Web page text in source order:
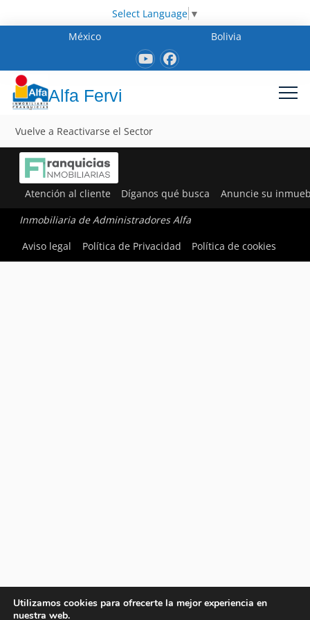
Select Language ▼
México
Bolivia
Alfa Fervi
Vuelve a Reactivarse el Sector
Atención al cliente Díganos qué busca Anuncie su
Inmobiliaria de Administradores Alfa
Aviso legal
Política de Privacidad Política de cookies
Utilizamos cookies para ofrecerte la mejor experiencia en
nuestra web.